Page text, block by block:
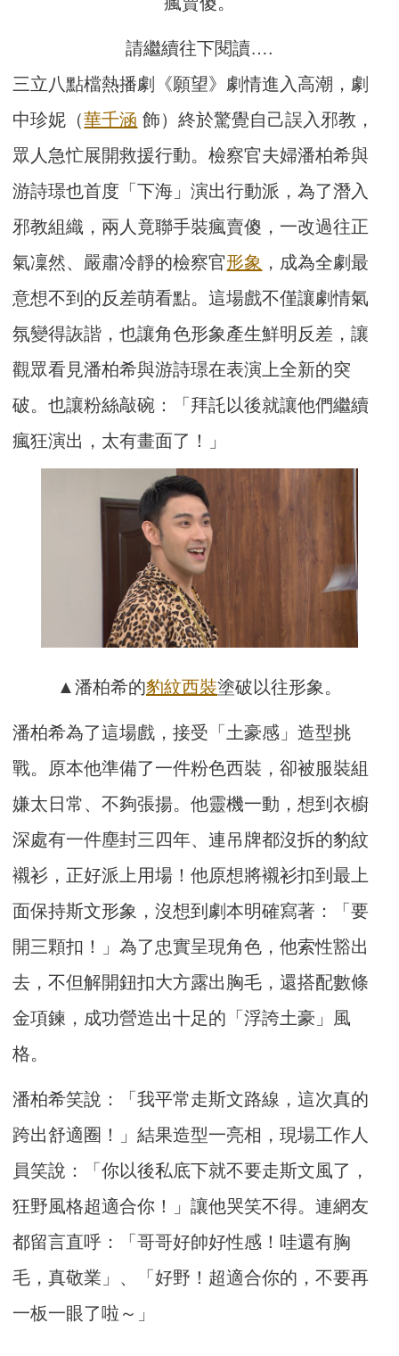
請繼續往下閱讀….
三立八點檔熱播劇《願望》劇情進入高潮，劇
中珍妮（華千涵 飾）終於驚覺自己誤入邪教，
眾人急忙展開救援行動。檢察官夫婦潘柏希與
游詩璟也首度「下海」演出行動派，為了潛入
邪教組織，兩人竟聯手裝瘋賣傻，一改過往正
氣凜然、嚴肅冷靜的檢察官形象 ，成為全劇最
意想不到的反差萌看點。這場戲不僅讓劇情氣
氛變得詼諧，也讓角色形象產生鮮明反差，讓
觀眾看見潘柏希與游詩璟在表演上全新的突
破。也讓粉絲敲碗：「拜託以後就讓他們繼續
瘋狂演出，太有畫面了！」
▲潘柏希的豹紋西裝塗破以往形象。
潘柏希為了這場戲，接受「土豪感」造型挑
戰。原本他準備了一件粉色西裝，卻被服裝組
嫌太日常、不夠張揚。他靈機一動，想到衣櫥
深處有一件塵封三四年、連吊牌都沒拆的豹紋
襯衫，正好派上用場！他原想將襯衫扣到最上
面保持斯文形象，沒想到劇本明確寫著：「要
開三顆扣！」為了忠實呈現角色，他索性豁出
去，不但解開鈕扣大方露出胸毛，還搭配數條
金項鍊，成功營造出十足的「浮誇土豪」風
格。
潘柏希笑說：「我平常走斯文路線，這次真的
跨出舒適圈！」結果造型一亮相，現場工作人
員笑說：「你以後私底下就不要走斯文風了，
狂野風格超適合你！」讓他哭笑不得。連網友
都留言直呼：「哥哥好帥好性感！哇還有胸
毛，真敬業」、「好野！超適合你的，不要再
一板一眼了啦～」